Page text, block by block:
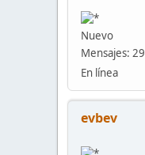
Nuevo
Mensajes: 29
En línea
evbev